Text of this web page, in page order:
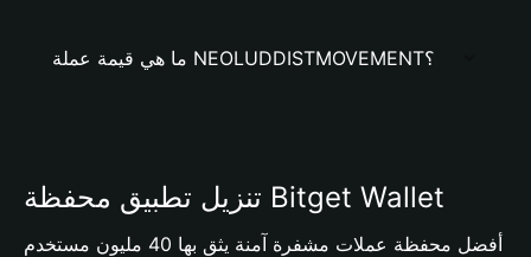
ما هي قيمة عملة NEOLUDDISTMOVEMENT؟
تنزيل تطبيق محفظة Bitget Wallet
أفضل محفظة عملات مشفرة آمنة يثق بها 40 مليون مستخدم